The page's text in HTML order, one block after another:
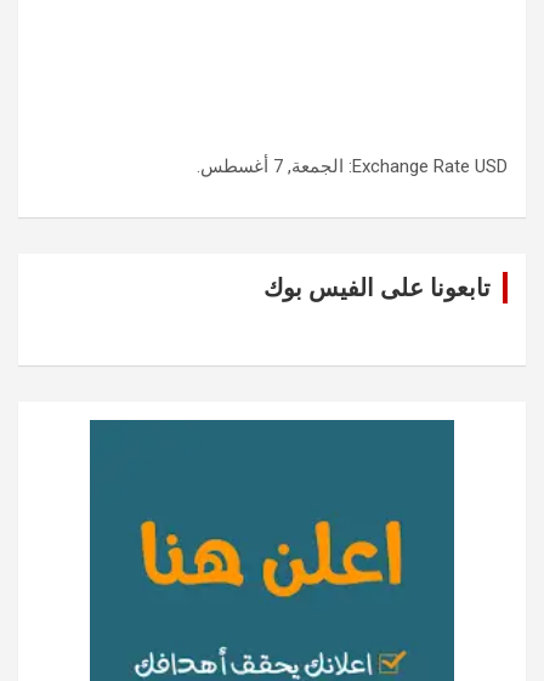
Exchange Rate USD : الجمعة, 7 أغسطس.
تابعونا على الفيس بوك